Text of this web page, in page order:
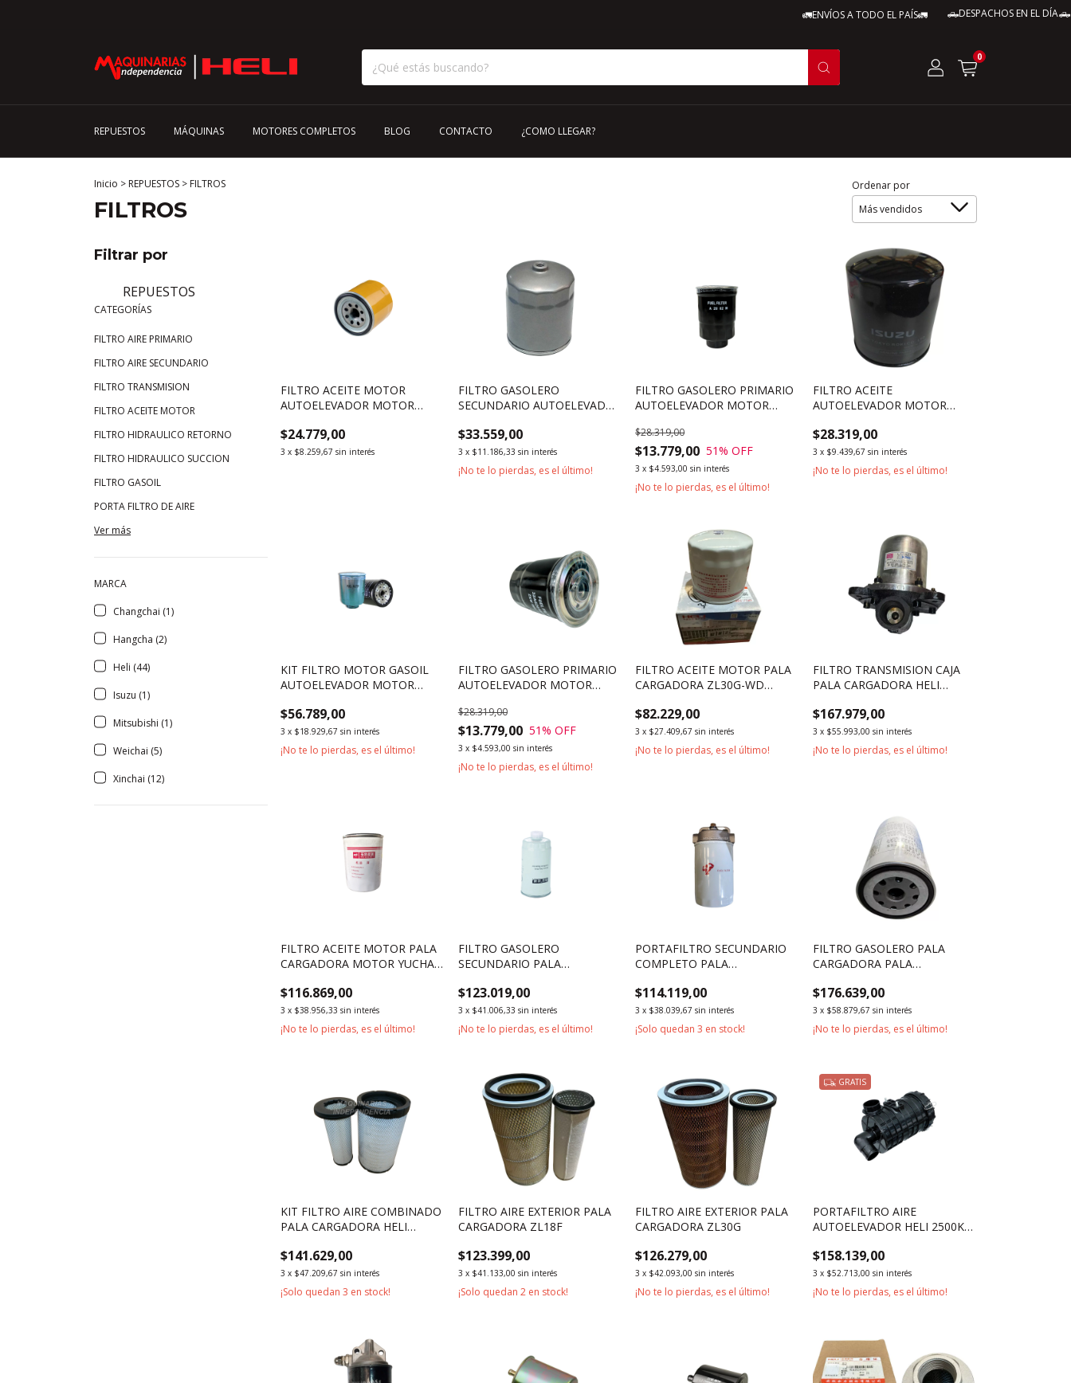
🚛ENVÍOS A TODO EL PAÍS🚛 🛻DESPACHOS EN EL DÍA🛻
0
REPUESTOS MÁQUINAS MOTORES COMPLETOS BLOG CONTACTO ¿COMO LLEGAR?
Inicio > REPUESTOS > FILTROS
FILTROS
Ordenar por
Filtrar por
REPUESTOS
CATEGORÍAS
FILTRO AIRE PRIMARIO
FILTRO AIRE SECUNDARIO
FILTRO TRANSMISION
FILTRO ACEITE MOTOR
FILTRO HIDRAULICO RETORNO
FILTRO HIDRAULICO SUCCION
FILTRO GASOIL
PORTA FILTRO DE AIRE
Ver más
MARCA
Changchai (1)
Hangcha (2)
Heli (44)
Isuzu (1)
Mitsubishi (1)
Weichai (5)
Xinchai (12)
FILTRO ACEITE MOTOR
AUTOELEVADOR MOTOR
$24.779,00
3 x $8.259,67 sin interés
FILTRO GASOLERO
SECUNDARIO AUTOELEVADOR
$33.559,00
3 x $11.186,33 sin interés
¡No te lo pierdas, es el último!
FILTRO GASOLERO PRIMARIO
AUTOELEVADOR MOTOR
$13.779,00
$28.319,00
51% OFF
3 x $4.593,00 sin interés
¡No te lo pierdas, es el último!
FILTRO ACEITE
AUTOELEVADOR MOTOR
$28.319,00
3 x $9.439,67 sin interés
¡No te lo pierdas, es el último!
KIT FILTRO MOTOR GASOIL
AUTOELEVADOR MOTOR
$56.789,00
3 x $18.929,67 sin interés
¡No te lo pierdas, es el último!
FILTRO GASOLERO PRIMARIO
AUTOELEVADOR MOTOR
$13.779,00
$28.319,00
51% OFF
3 x $4.593,00 sin interés
¡No te lo pierdas, es el último!
FILTRO ACEITE MOTOR PALA
CARGADORA ZL30G-WD
$82.229,00
3 x $27.409,67 sin interés
¡No te lo pierdas, es el último!
FILTRO TRANSMISION CAJA
PALA CARGADORA HELI
$167.979,00
3 x $55.993,00 sin interés
¡No te lo pierdas, es el último!
FILTRO ACEITE MOTOR PALA
CARGADORA MOTOR YUCHAI
$116.869,00
3 x $38.956,33 sin interés
¡No te lo pierdas, es el último!
FILTRO GASOLERO
SECUNDARIO PALA
YC6B125
$123.019,00
3 x $41.006,33 sin interés
¡No te lo pierdas, es el último!
PORTAFILTRO SECUNDARIO
COMPLETO PALA
QUANCHAI 4JR3ABZG
$114.119,00
3 x $38.039,67 sin interés
¡Solo quedan3 en stock!
FILTRO GASOLERO PALA
CARGADORA PALA
WP6G125E22
$176.639,00
3 x $58.879,67 sin interés
¡No te lo pierdas, es el último!
KIT FILTRO AIRE COMBINADO
PALA CARGADORA HELI
$141.629,00
3 x $47.209,67 sin interés
¡Solo quedan3 en stock!
FILTRO AIRE EXTERIOR PALA
CARGADORA ZL18F
$123.399,00
3 x $41.133,00 sin interés
¡Solo quedan 2en stock!
FILTRO AIRE EXTERIOR PALA
CARGADORA ZL30G
$126.279,00
3 x $42.093,00 sin interés
¡No te lo pierdas, es el último!
GRATIS
PORTAFILTRO AIRE
AUTOELEVADOR HELI 2500KG
$158.139,00
3 x $52.713,00 sin interés
¡No te lo pierdas, es el último!